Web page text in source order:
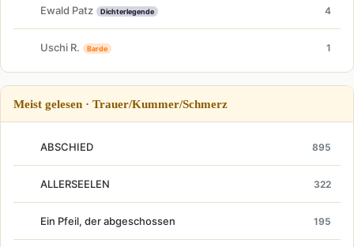
Ewald Patz Dichterlegende 4
Uschi R. Barde 1
Meist gelesen · Trauer/Kummer/Schmerz
ABSCHIED 895
ALLERSEELEN 322
Ein Pfeil, der abgeschossen 195